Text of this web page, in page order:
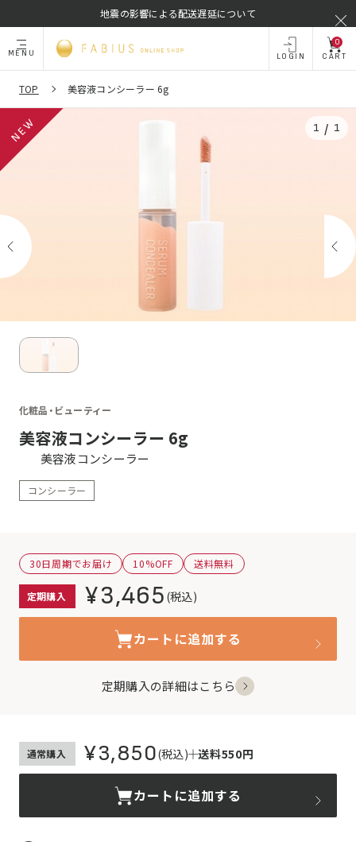
地震の影響による配送遅延について
MENU LOGIN
0
CART
TOP 美容液コンシーラー 6g
1 / 1
化粧品・ ビューティー
美容液コンシーラー 6g
美容液コンシーラー
コンシーラー
30日周期でお届け 10%OFF 送料無料
定期購入 ¥3,465 (税込)
カートに追加する
定期購入の詳細はこちら
通常購入 ¥3,850(税込) 送料550円
カートに追加する